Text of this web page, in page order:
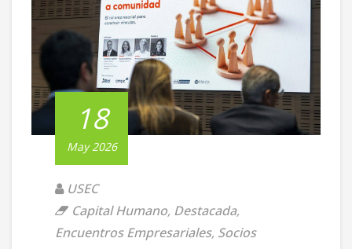
18
May 2026
USEC
Capital Humano, Destacada,
Encuentros Empresariales, Socios